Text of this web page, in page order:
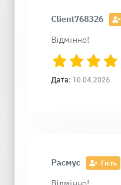
Client768326
Відмінно!
Дата: 10.04.2026
Расмус Гість